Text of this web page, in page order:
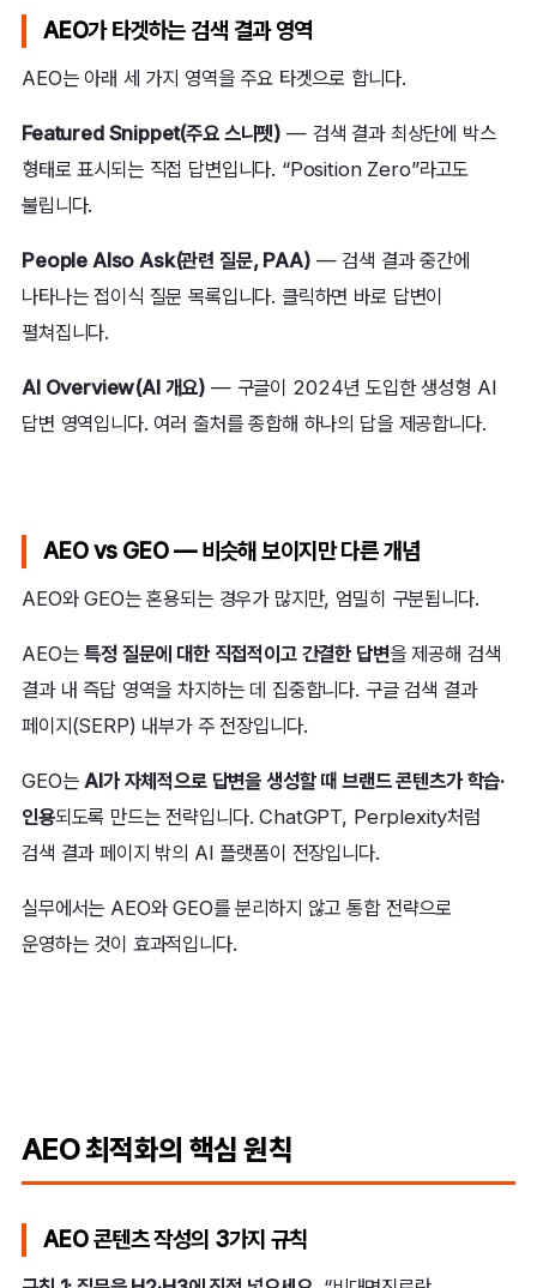
AEO가 타겟하는 검색 결과 영역
AEO는 아래 세 가지 영역을 주요 타겟으로 합니다.
Featured Snippet(주요 스니펫) — 검색 결과 최상단에 박스
형태로 표시되는 직접 답변입니다. “Position Zero”라고도
불립니다.
People Also Ask(관련 질문, PAA)— 검색 결과 중간에
나타나는 접이식 질문 목록입니다. 클릭하면 바로 답변이
펼쳐집니다.
AI Overview(AI 개요) — 구글이 2024년 도입한 생성형 AI
답변 영역입니다. 여러 출처를 종합해 하나의 답을 제공합니다.
AEO vs GEO — 비슷해 보이지만 다른 개념
AEO와 GEO는 혼용되는 경우가 많지만, 엄밀히 구분됩니다.
AEO는특정 질문에 대한 직접적이고 간결한 답변을 제공해 검색
결과 내 즉답 영역을 차지하는 데 집중합니다. 구글 검색 결과
페이지(SERP) 내부가 주 전장입니다.
GEO는AI가 자체적으로 답변을 생성할 때 브랜드 콘텐츠가 학습·
인용되도록 만드는 전략입니다. ChatGPT, Perplexity처럼
검색 결과 페이지 밖의 AI 플랫폼이 전장입니다.
실무에서는 AEO와 GEO를 분리하지 않고 통합 전략으로
운영하는 것이 효과적입니다.
AEO 최적화의 핵심 원칙
AEO 콘텐츠 작성의 3가지 규칙